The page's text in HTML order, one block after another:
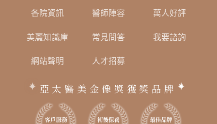
各院資訊 醫師陣容 萬人好評
美麗知識庫 常見問答 我要諮詢
網站聲明 人才招募
亞太醫美金像獎獲獎品牌